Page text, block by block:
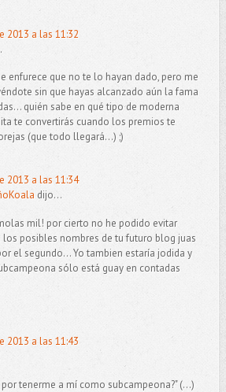
2013 a las 11:32
enfurece que no te lo hayan dado, pero me
sin que hayas alcanzado aún la fama
quién sabe en qué tipo de moderna
te convertirás cuando los premios te
(que todo llegará...) ;)
2013 a las 11:34
dijo...
mil! por cierto no he podido evitar
los posibles nombres de tu futuro blog juas
el segundo... Yo tambien estaría jodida y
sólo está guay en contadas
2013 a las 11:43
tenerme a mí como subcampeona?" (...)